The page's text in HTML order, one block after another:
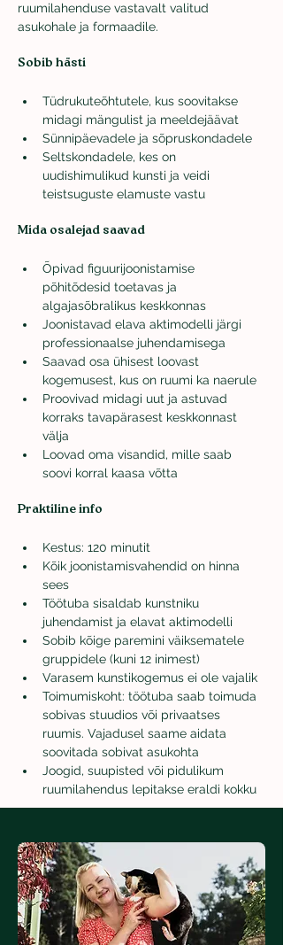
ruumilahenduse vastavalt valitud
asukohale ja formaadile.
Sobib hästi
Tüdrukuteõhtutele, kus soovitakse
midagi mängulist ja meeldejäävat
Sünnipäevadele ja sõpruskondadele
Seltskondadele, kes on
uudishimulikud kunsti ja veidi
teistsuguste elamuste vastu
Mida osalejad saavad
Õpivad figuurijoonistamise
põhitõdesid toetavas ja
algajasõbralikus keskkonnas
Joonistavad elava aktimodelli järgi
professionaalse juhendamisega
Saavad osa ühisest loovast
kogemusest, kus on ruumi ka naerule
Proovivad midagi uut ja astuvad
korraks tavapärasest keskkonnast
välja
Loovad oma visandid, mille saab
soovi korral kaasa võtta
Praktiline info
Kestus: 120 minutit
Kõik joonistamisvahendid on hinna
sees
Töötuba sisaldab kunstniku
juhendamist ja elavat aktimodelli
Sobib kõige paremini väiksematele
gruppidele (kuni 12 inimest)
Varasem kunstikogemus ei ole vajalik
Toimumiskoht: töötuba saab toimuda
sobivas stuudios või privaatses
ruumis. Vajadusel saame aidata
soovitada sobivat asukohta
Joogid, suupisted või pidulikum
ruumilahendus lepitakse eraldi kokku